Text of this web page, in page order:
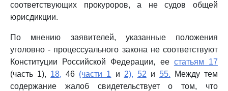
соответствующих прокуроров, а не судов общей
юрисдикции.
По мнению заявителей, указанные положения
уголовно - процессуального закона не соответствуют
Конституции Российской Федерации, ее статьям 17
(часть 1), 18, 46 (части 1 и 2), 52 и 55. Между тем
содержание жалоб свидетельствует о том, что